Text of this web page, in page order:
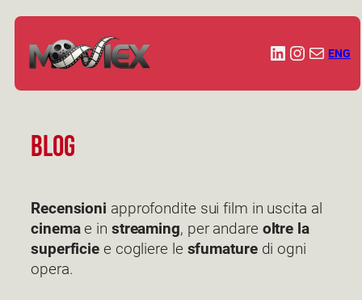
Vai
contenuto
LinkedInENG
Blog
Recensioni approfondite sui film in uscita al
cinemae in streaming, per andare oltre la
superficie e cogliere le sfumature di ogni
opera.